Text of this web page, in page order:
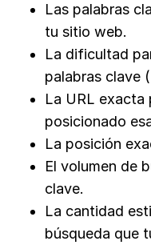
Las palabras
tu sitio web.
La dificultad
palabras clave (
La URL exacta
posicionado
La posición
El volumen de
clave.
La cantidad
búsqueda que